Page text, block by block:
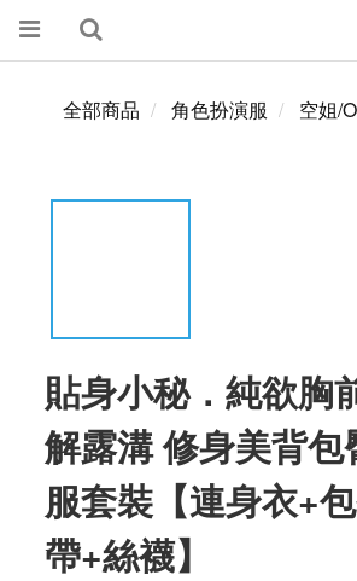
全部商品 角色扮演服 空姐/
貼身小秘．純欲胸
解露溝 修身美背包
服套裝【連身衣+
帶+絲襪】